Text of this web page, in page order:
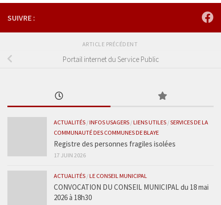
SUIVRE :
ARTICLE PRÉCÉDENT
Portail internet du Service Public
ACTUALITÉS /INFOS USAGERS /LIENS UTILES /SERVICES DE LA
COMMUNAUTÉ DES COMMUNES DE BLAYE
Registre des personnes fragiles isolées
17 JUIN 2026
ACTUALITÉS /LE CONSEIL MUNICIPAL
CONVOCATION DU CONSEIL MUNICIPAL du 18 mai
2026 à 18h30